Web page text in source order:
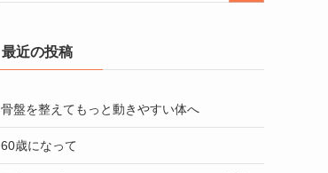
最近の投稿
骨盤を整えてもっと動きやすい体へ
60歳になって